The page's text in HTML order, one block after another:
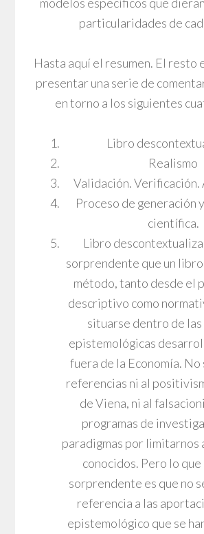
particularidades de
Hasta aquí el resumen. El resto
presentar una serie de
en torno a los siguientes
Libro
Realismo
Validación.
Proceso de generación
científica.
Libro
sorprendente que un
método, tanto desde el
descriptivo como
situarse dentro de
epistemológicas
fuera de la Economía.
referencias ni al
de Viena, ni al
programas de
paradigmas por limitarnos
conocidos. Pero lo
sorprendente es que no
referencia a las
epistemológico que se